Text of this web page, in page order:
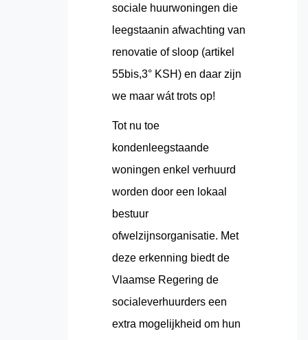
sociale huurwoningen die
leegstaanin afwachting van
renovatie of sloop (artikel
55bis,3° KSH) en daar zijn
we maar wát trots op!
Tot nu toe
kondenleegstaande
woningen enkel verhuurd
worden door een lokaal
bestuur
ofwelzijnsorganisatie. Met
deze erkenning biedt de
Vlaamse Regering de
socialeverhuurders een
extra mogelijkheid om hun